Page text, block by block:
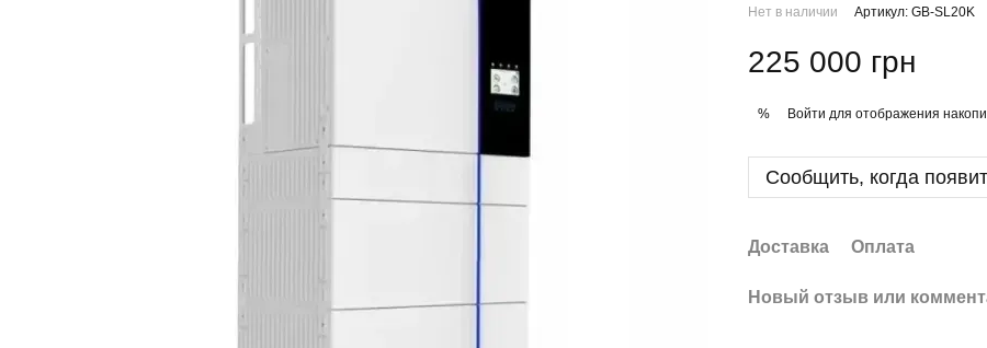
Нет в наличии Артикул: GB-SL20K
225 000 грн
% Войти для отображения
Сообщить, когда
Доставка Оплата
Новый отзыв или